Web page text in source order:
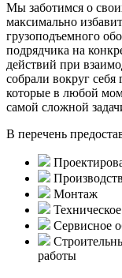
Мы заботимся о
максимально
грузоподъемного
подрядчика на
действий при
собрали вокруг
которые в любой
самой сложной
В перечень
Монтаж
Сервисное
работы